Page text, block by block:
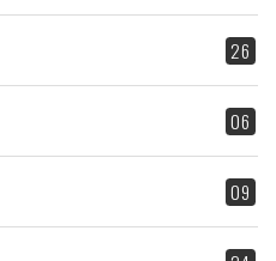
26
06
09